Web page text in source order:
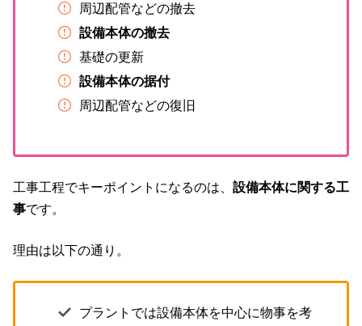
周辺配管などの撤去
設備本体の撤去
基礎の更新
設備本体の据付
周辺配管などの復旧
工事工程でキーポイントになるのは、 設備本体に関する工
事です。
理由は以下の通り。
プラントでは設備本体を中心に物事を考